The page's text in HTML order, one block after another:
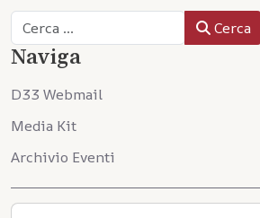
Cerca Cerca
Naviga
D33 Webmail
Media Kit
Archivio Eventi